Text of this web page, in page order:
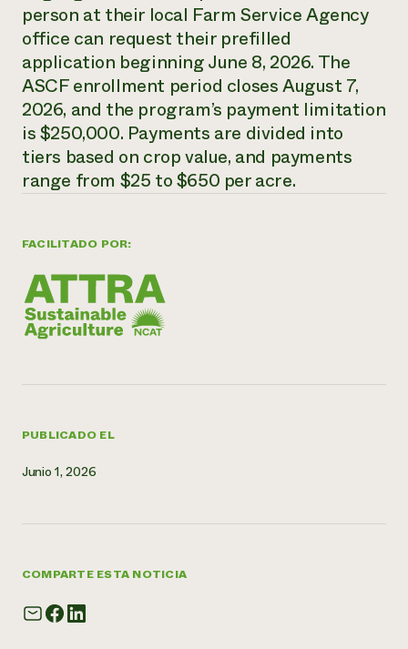
un
Llame a la
directa de
1-800-346-
FACILITADO POR:
PUBLICADO EL
Junio 1, 2026
COMPARTE ESTA NOTICIA
person at their local Farm Service Agency
office can request their prefilled
application beginning June 8, 2026. The
ASCF enrollment period closes August 7,
2026, and the program’s payment limitation
is $250,000. Payments are divided into
tiers based on crop value, and payments
range from $25 to $650 per acre.